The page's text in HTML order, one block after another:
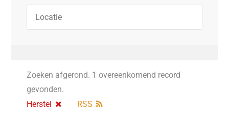
Zoeken afgerond. 1 overeenkomend record
gevonden.
Herstel
RSS